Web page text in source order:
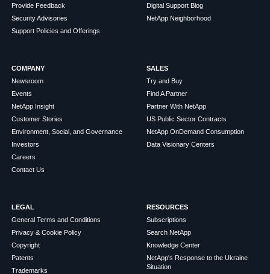
Provide Feedback
Security Advisories
Support Policies and Offerings
Digital Support Blog
NetApp Neighborhood
COMPANY
Newsroom
Events
NetApp Insight
Customer Stories
Environment, Social, and Governance
Investors
Careers
Contact Us
SALES
Try and Buy
Find A Partner
Partner With NetApp
US Public Sector Contracts
NetApp OnDemand Consumption
Data Visionary Centers
LEGAL
General Terms and Conditions
Privacy & Cookie Policy
Copyright
Patents
Trademarks
RESOURCES
Subscriptions
Search NetApp
Knowledge Center
NetApp's Response to the Ukraine
Situation